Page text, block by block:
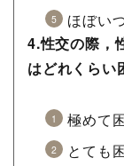
ほぼい
4.性交の際，
はどれくらい
極めて
とても